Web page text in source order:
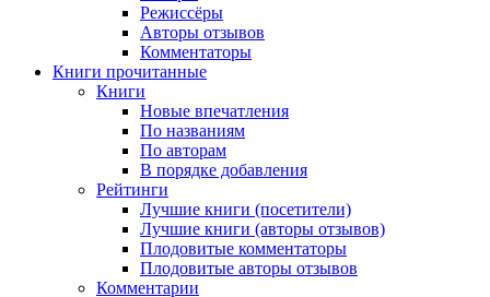
Режиссёры
Авторы отзывов
Комментаторы
Книги прочитанные
Книги
Новые впечатления
По названиям
По авторам
В порядке добавления
Рейтинги
Лучшие книги (посетители)
Лучшие книги (авторы отзывов)
Плодовитые комментаторы
Плодовитые авторы отзывов
Комментарии